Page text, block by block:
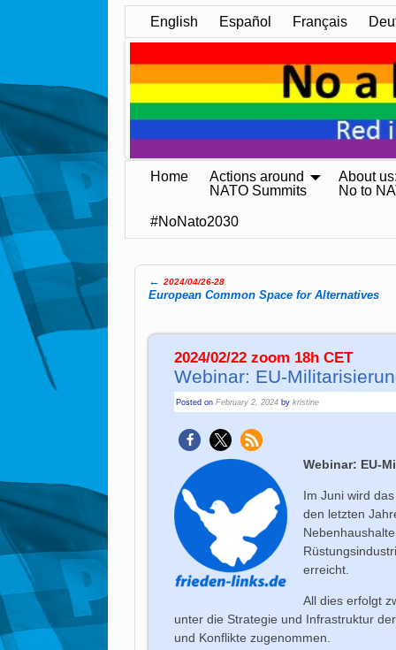
English Español Français
Home
Actions around
NATO Summits
About us:
No to
#NoNato2030
Post navigation
← 2024/04/26-28
Euro­pean Com­mon Space for Alter­na­ti­ves
2024/02/22 zoom 18h CET
Webinar: EU-
Posted onFebruary 2, 2024 bykristine
Webinar: EU-
Im Juni wird
den letzten
erreicht.
All dies erfolgt
unter die Strategie und Infrastruktur
und Konflikte zugenommen.